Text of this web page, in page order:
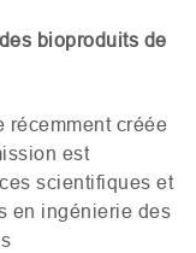
bioproduits de
récemment créée
est
scientifiques et
en ingénierie des